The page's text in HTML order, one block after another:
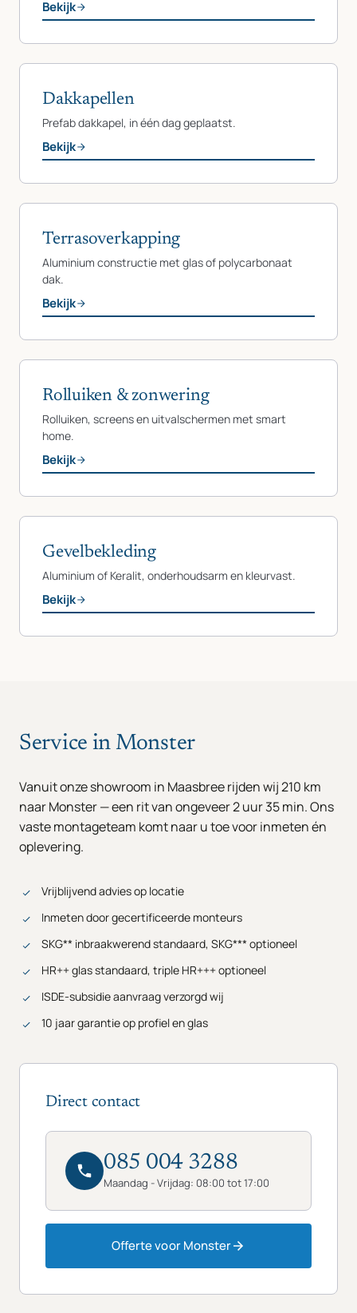
Bekijk
Dakkapellen
Prefab dakkapel, in één dag geplaatst.
Bekijk
Terrasoverkapping
Aluminium constructie met glas of polycarbonaat
dak.
Bekijk
Rolluiken & zonwering
Rolluiken, screens en uitvalschermen met smart
home.
Bekijk
Gevelbekleding
Aluminium of Keralit, onderhoudsarm en kleurvast.
Bekijk
Service in Monster
Vanuit onze showroom in Maasbree rijden wij 210 km
naar Monster — een rit van ongeveer 2 uur 35 min. Ons
vaste montageteam komt naar u toe voor inmeten én
oplevering.
Vrijblijvend advies op locatie
Inmeten door gecertificeerde monteurs
SKG** inbraakwerend standaard, SKG*** optioneel
HR++ glas standaard, triple HR+++ optioneel
ISDE-subsidie aanvraag verzorgd wij
10 jaar garantie op profiel en glas
Direct contact
085 004 3288
Maandag - Vrijdag: 08:00 tot 17:00
Offerte voor Monster